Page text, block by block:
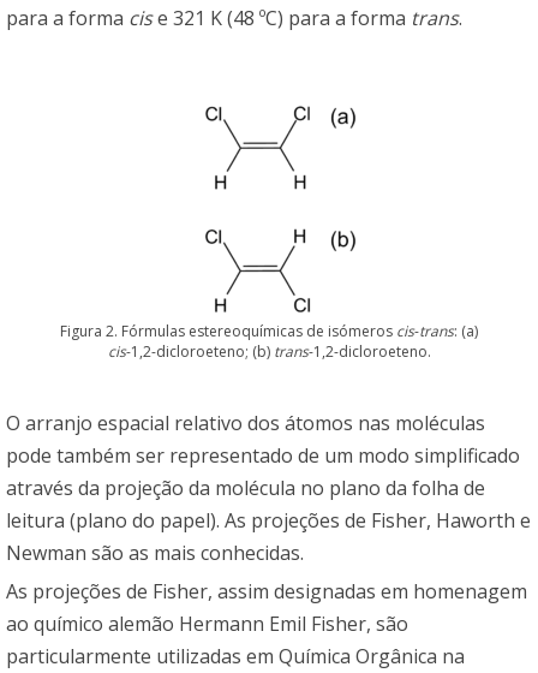
para a forma cise 321 K (48 ºC) para a forma trans.
Figura 2. Fórmulas estereoquímicas de isómeros cis-trans: (a)
cis-1,2-dicloroeteno; (b) trans-1,2-dicloroeteno.
O arranjo espacial relativo dos átomos nas moléculas
pode também ser representado de um modo simplificado
através da projeção da molécula no plano da folha de
leitura (plano do papel). As projeções de Fisher, Haworth e
Newman são as mais conhecidas.
As projeções de Fisher, assim designadas em homenagem
ao químico alemão Hermann Emil Fisher, são
particularmente utilizadas em Química Orgânica na